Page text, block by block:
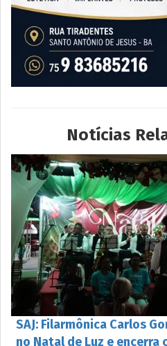
Notícias
SAJ: Filarmônica Carlos
no Natal de Luz e